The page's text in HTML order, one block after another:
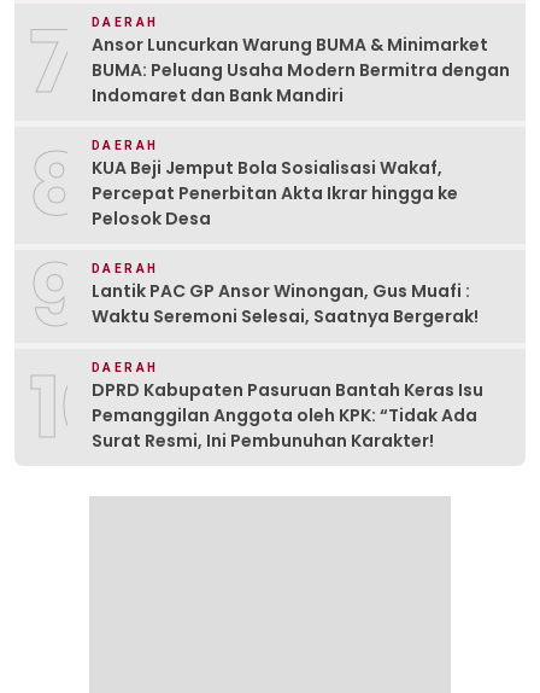
7 DAERAH
Ansor Luncurkan Warung BUMA & Minimarket
BUMA: Peluang Usaha Modern Bermitra dengan
Indomaret dan Bank Mandiri
8 DAERAH
KUA Beji Jemput Bola Sosialisasi Wakaf,
Percepat Penerbitan Akta Ikrar hingga ke
Pelosok Desa
9 DAERAH
Lantik PAC GP Ansor Winongan, Gus Muafi :
Waktu Seremoni Selesai, Saatnya Bergerak!
10DAERAH
DPRD Kabupaten Pasuruan Bantah Keras Isu
Pemanggilan Anggota oleh KPK: “Tidak Ada
Surat Resmi, Ini Pembunuhan Karakter!